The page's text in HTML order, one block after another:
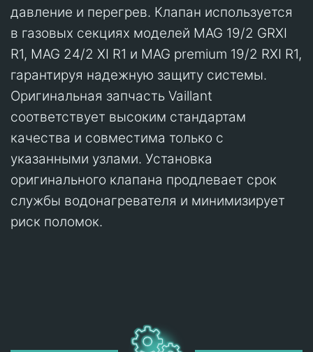
давление и перегрев. Клапан используется
в газовых секциях моделей MAG 19/2 GRXI
R1, MAG 24/2 XI R1 и MAG premium 19/2 RXI R1,
гарантируя надежную защиту системы.
Оригинальная запчасть Vaillant
соответствует высоким стандартам
качества и совместима только с
указанными узлами. Установка
оригинального клапана продлевает срок
службы водонагревателя и минимизирует
риск поломок.